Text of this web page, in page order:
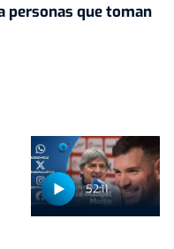
personas que toman
52:11